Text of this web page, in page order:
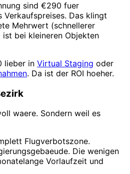
sind €290 fuer
Verkaufspreises. Das klingt
Mehrwert (schnellerer
ist bei kleineren Objekten
lieber in Virtual Staging oder
. Da ist der ROI hoeher.
waere. Sondern weil es
Flugverbotszone.
Die wenigen
Vorlaufzeit und